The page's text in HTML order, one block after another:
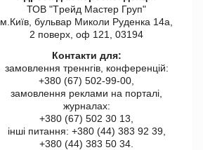
ТОВ "Tрейд Мастер Груп"
м.Київ, бульвар Миколи Руденка 14а,
2 поверх, оф 121, 03194
Контакти для:
замовлення треннгів, конференцій:
+380 (67) 502-99-00,
замовлення реклами на порталі,
журналах:
+380 (67) 502 30 13,
інші питання: +380 (44) 383 92 39,
+380 (44) 383 50 34.